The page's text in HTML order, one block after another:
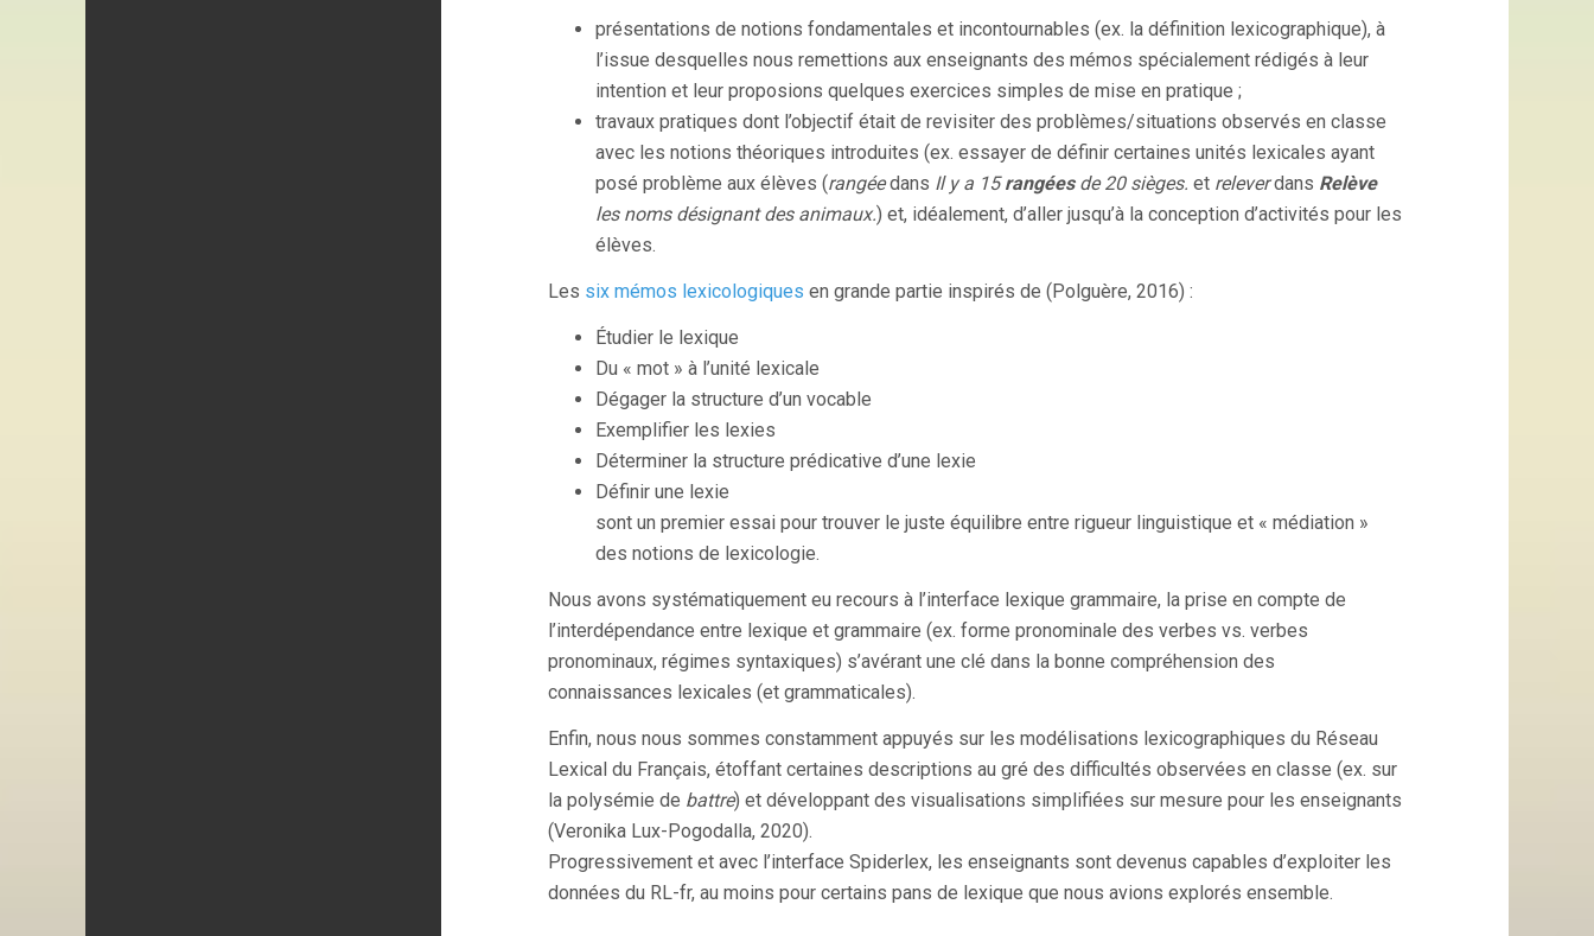
présentations de notions fondamentales et incontournables (ex. la définition lexicographique), à
l’issue desquelles nous remettions aux enseignants des mémos spécialement rédigés à leur
intention et leur proposions quelques exercices simples de mise en pratique ;
travaux pratiques dont l’objectif était de revisiter des problèmes/situations observés en classe
avec les notions théoriques introduites (ex. essayer de définir certaines unités lexicales ayant
posé problème aux élèves (rangéedans Il y a 15rangéesde 20 sièges. et releverdans Relève
les noms désignant des animaux.) et, idéalement, d’aller jusqu’à la conception d’activités pour les
élèves.
Les six mémos lexicologiques en grande partie inspirés de (Polguère, 2016) :
Étudier le lexique
Du « mot » à l’unité lexicale
Dégager la structure d’un vocable
Exemplifier les lexies
Déterminer la structure prédicative d’une lexie
Définir une lexie
sont un premier essai pour trouver le juste équilibre entre rigueur linguistique et « médiation »
des notions de lexicologie.
Nous avons systématiquement eu recours à l’interface lexique grammaire, la prise en compte de
l’interdépendance entre lexique et grammaire (ex. forme pronominale des verbes vs. verbes
pronominaux, régimes syntaxiques) s’avérant une clé dans la bonne compréhension des
connaissances lexicales (et grammaticales).
Enfin, nous nous sommes constamment appuyés sur les modélisations lexicographiques du Réseau
Lexical du Français, étoffant certaines descriptions au gré des difficultés observées en classe (ex. sur
la polysémie de battre) et développant des visualisations simplifiées sur mesure pour les enseignants
(Veronika Lux-Pogodalla, 2020).
Progressivement et avec l’interface Spiderlex, les enseignants sont devenus capables d’exploiter les
données du RL-fr, au moins pour certains pans de lexique que nous avions explorés ensemble.